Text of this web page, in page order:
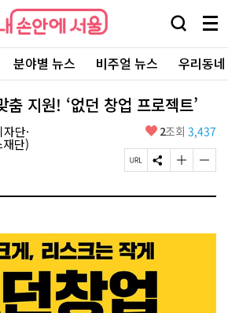
검
창
열
기
메
뉴
전
체
보
분야별 뉴스 비주얼 뉴스 우리동
지원! ‘없던 창업 프로젝트’
단·
단)
좋
요
2조회 3,437
페
지
L
복
사
S
S
하
글
크
게
글
크
게